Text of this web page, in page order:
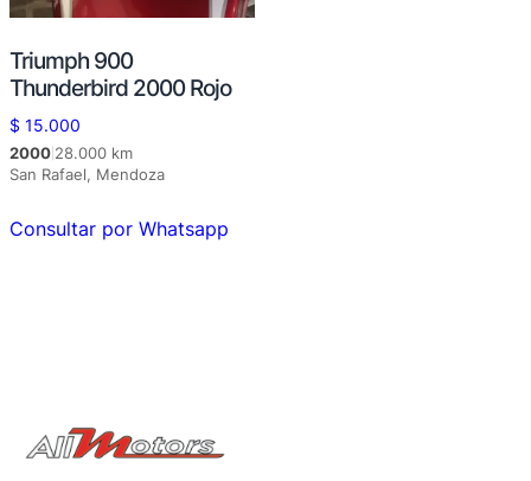
Triumph 900
Thunderbird 2000 Rojo
$ 15.000
2000 28.000 km
San Rafael, Mendoza
Consultar por Whatsapp